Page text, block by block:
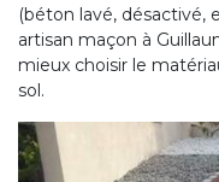
(béton lavé, désactivé,
artisan maçon à
mieux choisir le
sol.